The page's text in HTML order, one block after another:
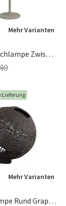
Mehr Varianten
Illusion Tischlampe Zwischen Taupe
Lieferung
Mehr Varianten
Illusion Lampe Rund Graphit, Soft Rope